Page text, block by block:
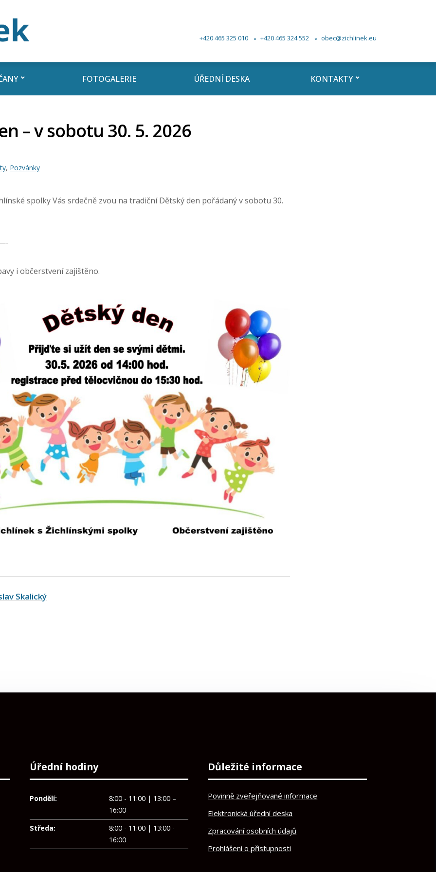
+420 465 325 010 +420 465 324 552 obec@zichlinek.eu
FOTOGALERIE ÚŘEDNÍ DESKA KONTAKTY
– v sobotu 30. 5. 2026
, Pozvánky
spolky Vás srdečně zvou na tradiční Dětský den pořádaný v sobotu 30.
i občerstvení zajištěno.
Skalický
Úřední hodiny
Pondělí:
8:00 - 11:00 | 13:00 –
16:00
Středa:
8:00 - 11:00 | 13:00 -
16:00
Důležité informace
Povinně zveřejňované informace
Elektronická úřední deska
Zpracování osobních údajů
Prohlášení o přístupnosti